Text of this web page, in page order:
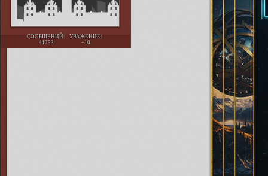
СООБЩЕНИЙ:
41793
УВАЖЕНИЕ:
+10